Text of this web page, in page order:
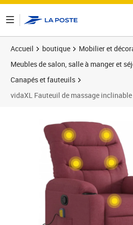
Accueil boutique
Mobilier et
Meubles de salon, salle à manger et
Canapés et fauteuils
vidaXL Fauteuil de massage